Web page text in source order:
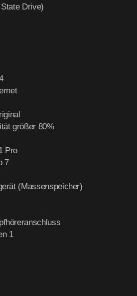
Drive)
größer 80%
Pro
7
(Massenspeicher)
1